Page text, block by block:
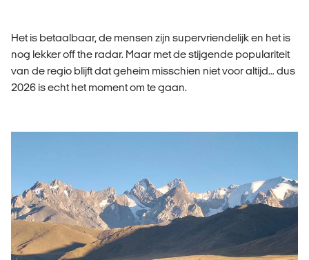
Het is betaalbaar, de mensen zijn supervriendelijk en het is
nog lekker off the radar. Maar met de stijgende populariteit
van de regio blijft dat geheim misschien niet voor altijd… dus
2026 is echt het moment om te gaan.